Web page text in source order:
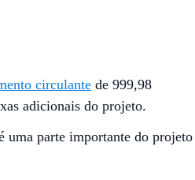
circulante de 999,98
adicionais do projeto.
uma parte importante do projeto